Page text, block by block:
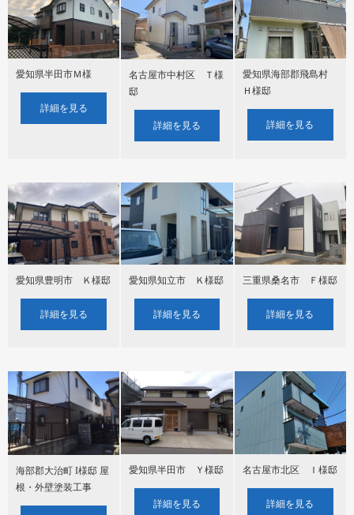
愛知県半田市Ｍ様
詳細を見る
名古屋市中村区 Ｔ様
邸
詳細を見る
愛知県海部郡飛島村
Ｈ様邸
詳細を見る
愛知県豊明市 Ｋ様邸
詳細を見る
愛知県知立市 Ｋ様邸
詳細を見る
三重県桑名市 Ｆ様邸
詳細を見る
海部郡大治町 I様邸 屋
根・外壁塗装工事
愛知県半田市 Ｙ様邸
詳細を見る
名古屋市北区 Ｉ様邸
詳細を見る